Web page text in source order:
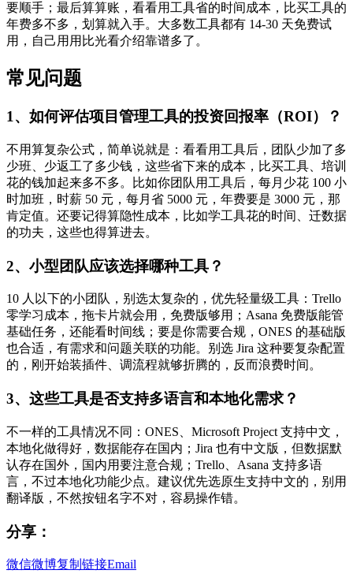
要顺手；最后算算账，看看用工具省的时间成本，比买工具的
年费多不多，划算就入手。大多数工具都有 14-30 天免费试
用，自己用用比光看介绍靠谱多了。
常见问题
1、如何评估项目管理工具的投资回报率（ROI）？
不用算复杂公式，简单说就是：看看用工具后，团队少加了多
少班、少返工了多少钱，这些省下来的成本，比买工具、培训
花的钱加起来多不多。比如你团队用工具后，每月少花 100 小
时加班，时薪 50 元，每月省 5000 元，年费要是 3000 元，那
肯定值。还要记得算隐性成本，比如学工具花的时间、迁数据
的功夫，这些也得算进去。
2、小型团队应该选择哪种工具？
10 人以下的小团队，别选太复杂的，优先轻量级工具：Trello
零学习成本，拖卡片就会用，免费版够用；Asana 免费版能管
基础任务，还能看时间线；要是你需要合规，ONES 的基础版
也合适，有需求和问题关联的功能。别选 Jira 这种要复杂配置
的，刚开始装插件、调流程就够折腾的，反而浪费时间。
3、这些工具是否支持多语言和本地化需求？
不一样的工具情况不同：ONES、Microsoft Project 支持中文，
本地化做得好，数据能存在国内；Jira 也有中文版，但数据默
认存在国外，国内用要注意合规；Trello、Asana 支持多语
言，不过本地化功能少点。建议优先选原生支持中文的，别用
翻译版，不然按钮名字不对，容易操作错。
分享：
微信微博复制链接Email